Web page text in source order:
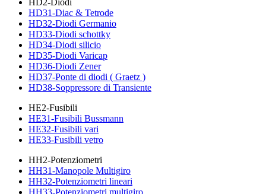
HD2-Diodi
HD31-Diac & Tetrode
HD32-Diodi Germanio
HD33-Diodi schottky
HD34-Diodi silicio
HD35-Diodi Varicap
HD36-Diodi Zener
HD37-Ponte di diodi ( Graetz )
HD38-Soppressore di Transiente
HE2-Fusibili
HE31-Fusibili Bussmann
HE32-Fusibili vari
HE33-Fusibili vetro
HH2-Potenziometri
HH31-Manopole Multigiro
HH32-Potenziometri lineari
HH33-Potenziometri multigiro